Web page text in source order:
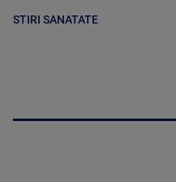
STIRI SANATATE